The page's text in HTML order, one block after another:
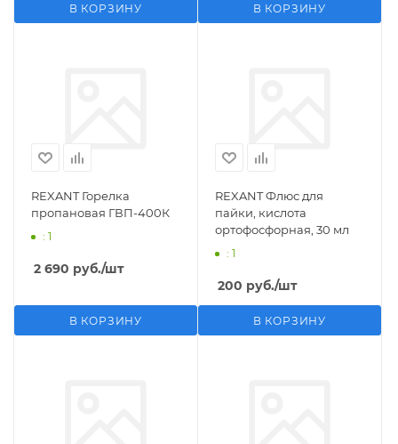
В КОРЗИНУ В КОРЗИНУ
REXANT Горелка
пропановая ГВП-400К
: 1
2 690 руб./шт
В КОРЗИНУ
REXANT Флюс для
пайки, кислота
ортофосфорная, 30 мл
: 1
200 руб./шт
В КОРЗИНУ